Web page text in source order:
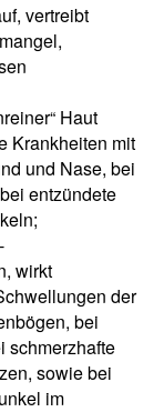
vertreibt
Haut
Krankheiten mit
und Nase, bei
entzündete
wirkt
der
bei
schmerzhafte
sowie bei
im